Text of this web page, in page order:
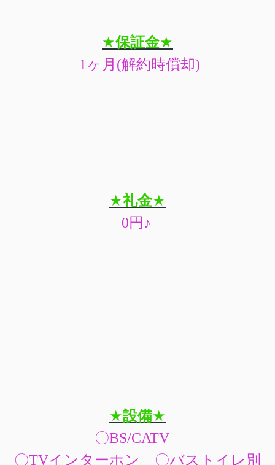
★保証金★
1 ヶ月 (解約時償却)
★礼金★
0円 ♪
★設備★
〇BS/CATV
〇TVインターホン 〇バストイレ別